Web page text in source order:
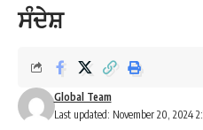
ਸੰਦੇਸ਼
Last updated: November 20, 2024
Global Team